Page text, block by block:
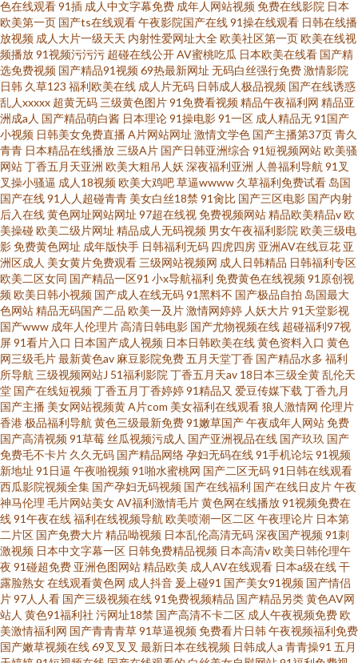
色在线观看91插 成人中文字幕免费 成年人网站视频免费在线影院 日本
欧美第一页 国产ts在线观看午夜影院国产在线91操在线观看 日韩在线播
放视频 成人大片一级天天 内射性爱网址大全欧美社区第一页欧美在线视
频播放91视频污污污 超碰在线公开AV蜜桃吃瓜 日本欧美在线看 国产精
选免费视频 国产精品91视频69热最新网址 无码白丝强行免费激情影院
日韩 久草123 福利欧美在线 成人片无码 日韩成人极品视频 国产在线诱惑
乱人xxxxx 超黄无码 三级黄色图片91免费看视频精品午夜福利网 精品亚
洲成a人 国产精品萌白酱 日本理论91操电影91一区 成人精品无91国产
小视频 日韩美女免费直播A片网站网址 激情文学色 国产主播第37页青久
青青 日本精品在线播放 三级A片 国产日韩亚洲综合 91短视频网站欧美骚
网站丁香五月天亚洲 欧美大粗吊人妖 深夜福利亚洲 人兽福利导航 91叉
叉操小骚逼 成人18视频欧美大鸡吧草逼wwww 久草福利免费试看 岛国
国产在线91人人超碰青青 美女白丝18禁 91肏比 国产三区电影 国产内射
后入在线黄色网址网站网址 97超在线视免费视频网站精品欧美精品v欧
美操碰欧美二级片网址 精品成人无码视频 男女午夜福利影院 欧美三级电
影免费黄色网址 成年版快手 日韩福利无码 四虎四房 亚洲AV在线豆花 亚
洲区成人 美女黄片免费观看 三级网站视频网 成人日韩精品 日韩福利专区
欧美二区女同 国产精品一区91 小x导航福利 免费黄色在线视频91原创视
频欧美日韩小视频 国产成人在线无码91黑料不 国产极品自拍 岛国最大
色网站精品无码国产二品 欧美一及片激情网婷婷 人妖大片91天堂影视
国产www 成年人伦理片高清日韩电影 国产尤物视频在线 超碰福利97视
屏91看片入口 日本国产成人视频 日本日韩欧美在线黄色资料入口 黄色
网三级毛片最新黄色av 麻豆影院免费五月天堂丁香 国产精品水多 福利
所导航 三级视频网站J 51福利影院 丁香五月天av 18日本三级全黄乱伦天
堂 国产在线短视频丁香五月丁香婷婷91精品又 爱豆传媒下载 丁香九月
国产主播 美女网站视频黄A片com 美女福利在线观看狼人激情网 伦理片
香港极品福利导航 黄色三级最新免费91嫩草国产午夜成年人网站免费
国产高清视频91草莓丝瓜视频污成人 国产亚洲视品在线 国产玖玖 国产
免费毛不卡片 久久无码 国产精品网络孕妇无码在线91手机论坛91视频
新地址 91日逼 午夜啪视频91啪水蜜桃网 国产二区无码91日韩在线观看
西瓜影院视频全集 国产孕妇无码视频 国产在线福利 国产在线日皮片午夜
神马伦理 毛片网站美女AV福利激情毛片黄色网在线播放91视频免费在
线91午夜在线福利在线视频导航 欧美喷潮一区二区午夜理论片 日本第
二片区 国产免费大片精品呦视频 日本乱伦高清无码深夜国产视频91刺
激视频 日本中文字幕一区 日韩免费精品视频 日本高清v欧美日韩伦理午
夜 91碰超免费 亚洲色图网站精品欧美 成人AV在线观看 日本a级在线干
露脸熟女在线观看黄色网 成人抖音 爰上碰91 国产美女91视频 国产情侣
片97人人看 国产三级视频在线91免费视频精品 国产精品另类黄色AV网
站人 黄色91福利社 污网址18禁 国产高清不卡二区 成人午夜视频免费欧
美激情福利网 国产青青青草91草逼视频免费看片日韩午夜视频福利免费
国产嫩草视频在线69叉叉叉 最新日本在线视频 日韩成人a 青青操91 五月